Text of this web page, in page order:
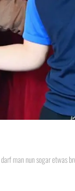
man nun sogar etwas